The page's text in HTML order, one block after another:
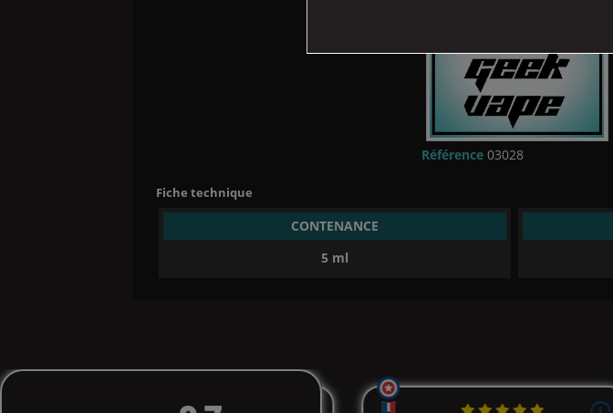
Référence 03028
Fiche technique
CONTENANCE
5 ml